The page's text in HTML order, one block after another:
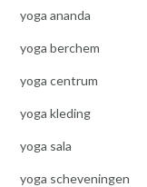
yoga ananda
yoga berchem
yoga centrum
yoga kleding
yoga sala
yoga scheveningen